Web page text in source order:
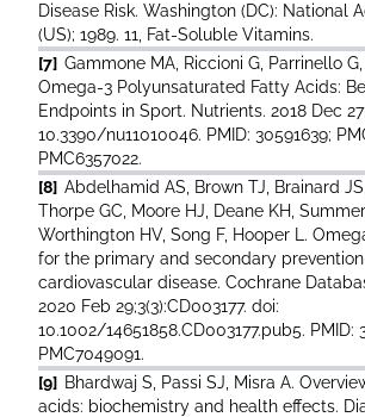
Disease Risk. Washington (DC): National
(US); 1989. 11, Fat-Soluble Vitamins.
[7] Gammone MA, Riccioni G, Parrinello
Omega-3 Polyunsaturated Fatty Acids:
Endpoints in Sport. Nutrients. 2018 Dec
10.3390/nu11010046. PMID: 30591639;
PMC6357022.
[8] Abdelhamid AS, Brown TJ, Brainard
Thorpe GC, Moore HJ, Deane KH,
Worthington HV, Song F, Hooper L.
for the primary and secondary
cardiovascular disease. Cochrane
2020 Feb 29;3(3):CD003177. doi:
10.1002/14651858.CD003177.pub5. PMID:
PMC7049091.
[9] Bhardwaj S, Passi SJ, Misra A.
acids: biochemistry and health effects.